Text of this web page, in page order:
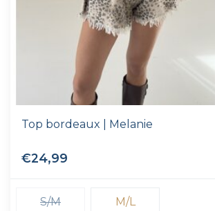
Top bordeaux | Melanie
€24,99
S/M M/L